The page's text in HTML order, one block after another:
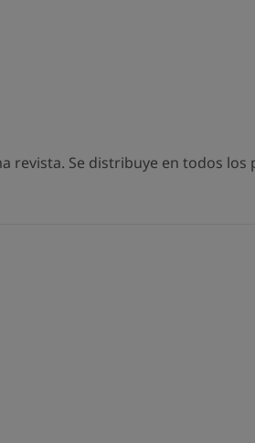
revista. Se distribuye en todos los